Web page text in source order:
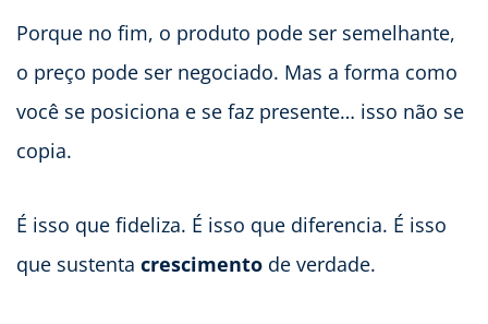
Porque no fim, o produto pode ser semelhante,
o preço pode ser negociado. Mas a forma como
você se posiciona e se faz presente… isso não se
copia.
É isso que fideliza. É isso que diferencia. É isso
que sustenta crescimento de verdade.